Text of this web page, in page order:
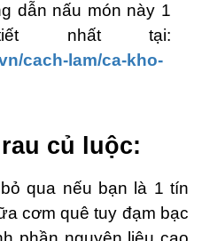
dẫn nấu món này 1
nhất tại:
cach-lam/ca-kho-
củ luộc:
qua nếu bạn là 1 tín
cơm quê tuy đạm bạc